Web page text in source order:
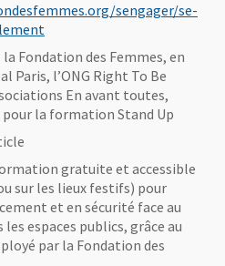
sengager/se-
Fondation des Femmes, en
Paris, l’ONG Right To Be
En avant toutes,
la formation Stand Up
gratuite et accessible
sur les lieux festifs) pour
et en sécurité face au
espaces publics, grâce au
par la Fondation des